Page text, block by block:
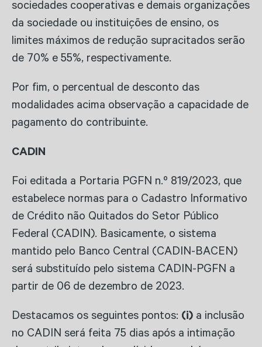
sociedades cooperativas e demais organizações
da sociedade ou instituições de ensino, os
limites máximos de redução supracitados serão
de 70% e 55%, respectivamente.
Por fim, o percentual de desconto das
modalidades acima observação a capacidade de
pagamento do contribuinte.
CADIN
Foi editada a Portaria PGFN n.º 819/2023, que
estabelece normas para o Cadastro Informativo
de Crédito não Quitados do Setor Público
Federal (CADIN). Basicamente, o sistema
mantido pelo Banco Central (CADIN-BACEN)
será substituído pelo sistema CADIN-PGFN a
partir de 06 de dezembro de 2023.
Destacamos os seguintes pontos: (i) a inclusão
no CADIN será feita 75 dias após a intimação